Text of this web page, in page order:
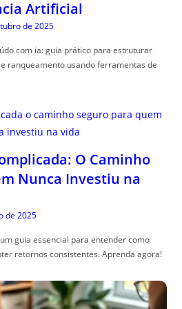
Artificial
de 2025
com ia: guia prático para estruturar
ranqueamento usando ferramentas de
O Caminho
Nunca Investiu na
de 2025
guia essencial para entender como
retornos consistentes. Aprenda agora!